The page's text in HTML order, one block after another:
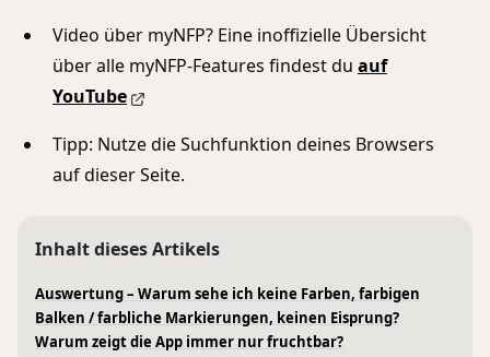
Video über myNFP? Eine inoffizielle Übersicht
über alle myNFP-Features findest du auf
YouTube
Tipp: Nutze die Suchfunktion deines Browsers
auf dieser Seite.
Inhalt dieses Artikels
Auswertung – Warum sehe ich keine Farben, farbigen
Balken / farbliche Markierungen, keinen Eisprung?
Warum zeigt die App immer nur fruchtbar?